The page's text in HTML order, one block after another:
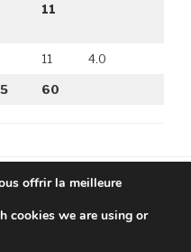
11
11 4.0
60
offrir la meilleure
cookies we are using or